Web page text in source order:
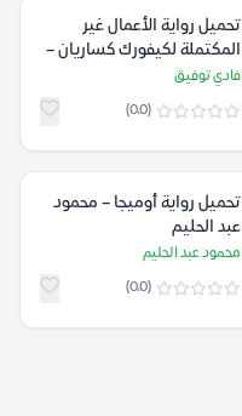
تحميل رواية الأعمال غير
المكتملة لكيفورك كساريان –
فادي توفيق
فادي توفيق
(0.0)
تحميل رواية أوميجا – محمود
عبد الحليم
محمود عبد الحليم
(0.0)